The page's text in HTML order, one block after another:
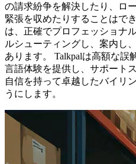
の請求紛争を解決したり、ロ
緊張を収めたりすることはで
は、正確でプロフェッショナ
ルシューティングし、案内し
あります。 Talkpalは高額な誤
言語体験を提供し、サポート
自信を持って卓越したバイリ
うにします。